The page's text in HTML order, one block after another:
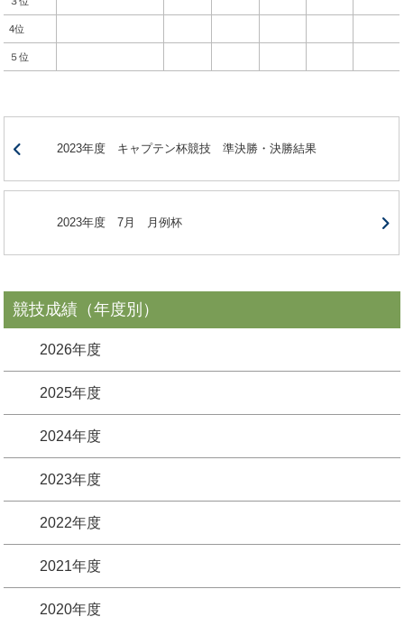
4位
５位
2023年度 キャプテン杯競技 準決勝・決勝結果
2023年度 7月 月例杯
競技成績（年度別）
2026年度
2025年度
2024年度
2023年度
2022年度
2021年度
2020年度